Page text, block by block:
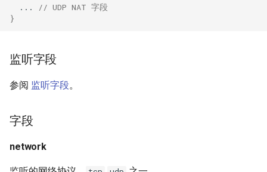
V2Ray 传输层
UDP NAT 字段
Wi-Fi 状态
Hysteria
VLESS
Hysteria2
...
// UDP NAT 字段
}
监听字段
参阅 监听字段。
字段
network